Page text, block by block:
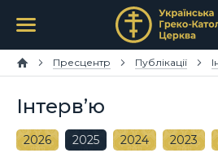
Пресцентр Публікації
Інтерв’ю
2026 2025 2024 2023